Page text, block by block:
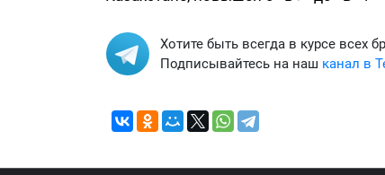
Хотите быть всегда в курсе всех
Подписывайтесь на наш канал в